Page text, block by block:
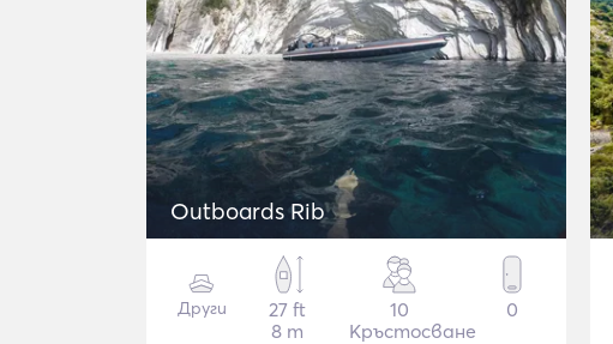
Outboards Rib
Други
27 ft
8 m
10
Кръстосване
0